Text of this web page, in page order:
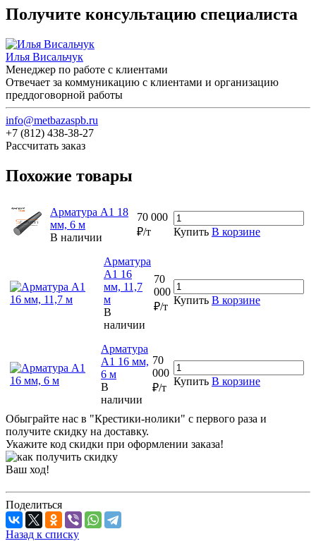
Получите консультацию специалиста
Илья Висальчук
Менеджер по работе с клиентами
Отвечает за коммуникацию с клиентами и организацию
преддоговорной работы
info@metbazaspb.ru
+7 (812) 438-38-27
Рассчитать заказ
Похожие товары
Арматура А1 18
мм, 6 м
В наличии
70 000
₽/т
Купить В корзине
Арматура
А1 16
мм, 11,7
м
В
наличии
70
000
₽/т
Купить В корзине
Арматура
А1 16 мм,
6 м
В
наличии
70
000
₽/т
Купить В корзине
Обыграйте нас в "Крестики-нолики" с первого раза и
получите скидку на доставку.
Укажите код скидки при оформлении заказа!
Ваш ход!
Поделиться
Назад к списку